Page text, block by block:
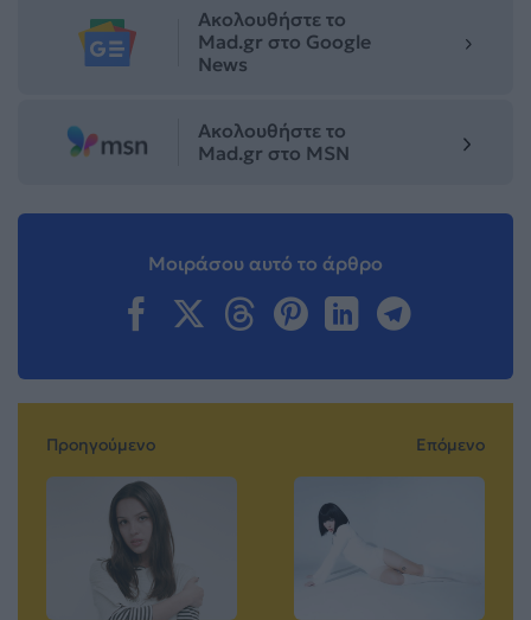
Ακολουθήστε το
Mad.gr στο Google
News
Ακολουθήστε το
Mad.gr στο MSN
Μοιράσου αυτό το άρθρο
Προηγούμενο Επόμενο